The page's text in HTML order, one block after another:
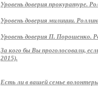
Уровень доверия прокуратуре.
Уровень доверия милиции.
Уровень доверия П. Порошенко.
За кого бы Вы проголосовали,
2015).
Есть ли в вашей семье